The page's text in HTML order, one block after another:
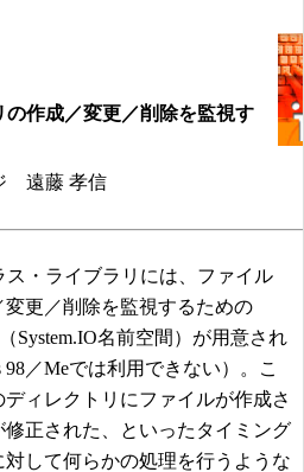
作成／変更／削除を監視す
遠藤 孝信
・ライブラリには、ファイル
更／削除を監視するための
System.IO名前空間）が用意され
／Meでは利用できない）。こ
ィレクトリにファイルが作成さ
正された、といったタイミング
して何らかの処理を行うような